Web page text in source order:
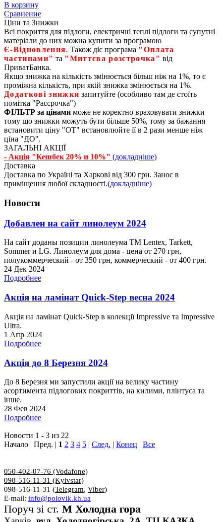
В корзину
Сравнение
Ціни та Знижки
Всі покриття для підлоги, електричні теплі підлоги та супутні
матеріали до них можна купити за програмою
Є‑Відновлення. Також діє програма "Оплата
частинами" та "Миттєва розстрочка" від
ПриватБанка.
Якщо знижка на кількість змінюється більш ніж на 1%, то є
проміжна кількість, при якій знижка змінюється на 1%.
Додаткові знижки запитуйте (особливо там де стоїть
помітка "Рассрочка")
ФІЛЬТР за цінами може не коректно враховувати знижки
тому що знижки можуть бути більше 50%, тому за бажання
встановити ціну "ОТ" встановлюйте її в 2 рази менше ніж
ціна "ДО".
ЗАГАЛЬНІ АКЦІЇ
- Акція "Кешбек 20% и 10%" (докладніше)
Доставка
Доставка по Україні та Харкові від 300 грн. Занос в
приміщення любої складності.(докладніше)
Новости
Добавлен на сайт линолеум 2024
На сайт доданы позиции линолеума ТМ Lentex, Tarkett,
Sommer и LG. Линолеум для дома - цена от 270 грн,
полукоммерческий - от 350 грн, коммерческий - от 400 грн.
24 Дек 2024
Подробнее
Акція на ламінат Quick-Step весна 2024
Акція на ламінат Quick-Step в колекції Impressive та Impressive
Ultra.
1 Апр 2024
Подробнее
Акція до 8 Березня 2024
До 8 Березня ми запустили акції на велику частину
асортимента підлогових покриттів, на килими, плінтуса та
інше.
28 Фев 2024
Подробнее
Новости 1 - 3 из 22
Начало | Пред. | 1 2 3 4 5 | След. | Конец | Все
050-402-07-76 (Vodafone)
098-516-11-31 (Kyivstar)
098-516-11-31 (Telegram, Viber)
E-mail: info@polovik.kh.ua
Поруч зі ст. М Холодна гора